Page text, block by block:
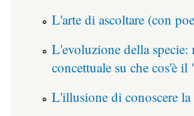
L'arte di ascoltare (con
L'evoluzione della specie:
concettuale su che cos'è il
L'illusione di conoscere la